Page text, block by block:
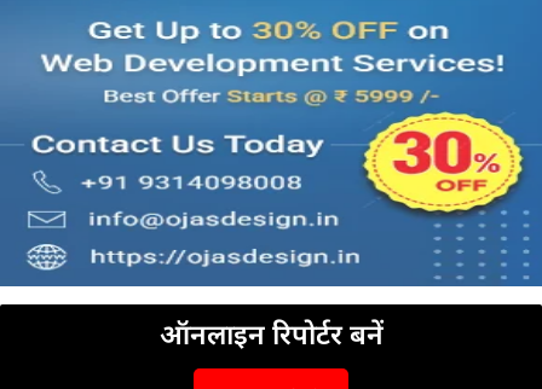
ऑनलाइन रिपोर्टर बनें